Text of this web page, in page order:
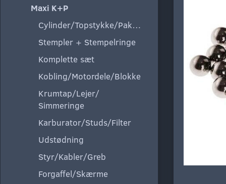
Maxi K+P
Cylinder/Topstykke/Pakning
Stempler + Stempelringe
Komplette sæt
Kobling/Motordele/Blokke
Krumtap/Lejer/
Simmeringe
Karburator/Studs/Filter
Udstødning
Styr/Kabler/Greb
Forgaffel/Skærme